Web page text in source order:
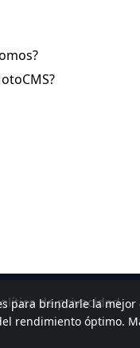
para brindarle la
rendimiento óptimo.
de privacidad